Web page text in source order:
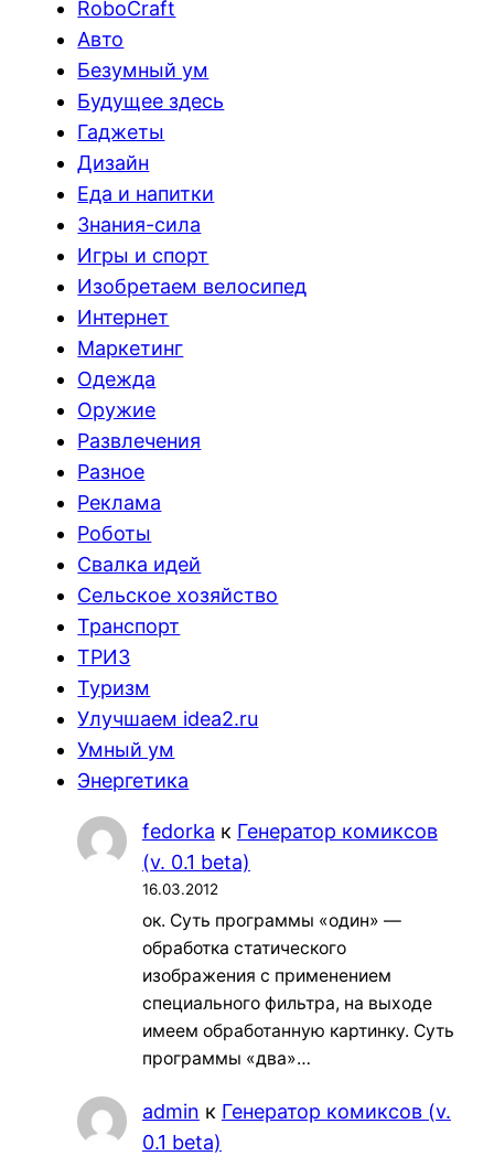
RoboCraft
Авто
Безумный ум
Будущее здесь
Гаджеты
Дизайн
Еда и напитки
Знания-сила
Игры и спорт
Изобретаем велосипед
Интернет
Маркетинг
Одежда
Оружие
Развлечения
Разное
Реклама
Роботы
Свалка идей
Сельское хозяйство
Транспорт
ТРИЗ
Туризм
Улучшаем idea2.ru
Умный ум
Энергетика
fedorka к Генератор комиксов
(v. 0.1 beta)
16.03.2012
ок. Суть программы «один» —
обработка статического
изображения с применением
специального фильтра, на выходе
имеем обработанную картинку. Суть
программы «два»…
admin к Генератор комиксов (v.
0.1 beta)